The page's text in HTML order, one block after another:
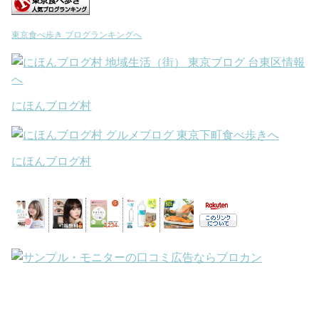
東京食べ歩き ブログランキングへ
にほんブログ村
にほんブログ村